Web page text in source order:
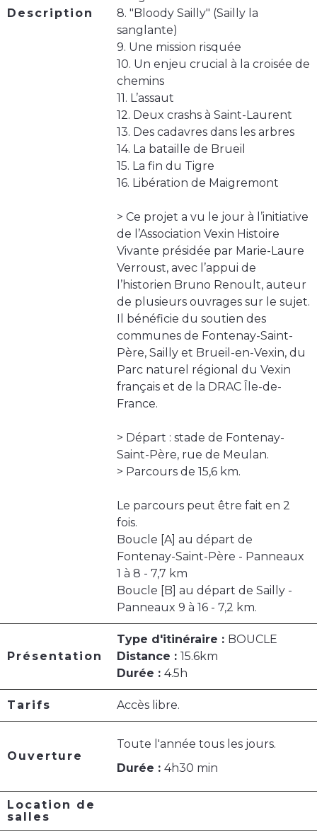
Description
8. "Bloody Sailly" (Sailly la
sanglante)
9. Une mission risquée
10. Un enjeu crucial à la croisée de
chemins
11. L’assaut
12. Deux crashs à Saint-Laurent
13. Des cadavres dans les arbres
14. La bataille de Brueil
15. La fin du Tigre
16. Libération de Maigremont
> Ce projet a vu le jour à l’initiative
de l’Association Vexin Histoire
Vivante présidée par Marie-Laure
Verroust, avec l’appui de
l’historien Bruno Renoult, auteur
de plusieurs ouvrages sur le sujet.
Il bénéficie du soutien des
communes de Fontenay-Saint-
Père, Sailly et Brueil-en-Vexin, du
Parc naturel régional du Vexin
français et de la DRAC Île-de-
France.
> Départ : stade de Fontenay-
Saint-Père, rue de Meulan.
> Parcours de 15,6 km.
Le parcours peut être fait en 2
fois.
Boucle [A] au départ de
Fontenay-Saint-Père - Panneaux
1 à 8 - 7,7 km
Boucle [B] au départ de Sailly -
Panneaux 9 à 16 - 7,2 km.
Présentation
Type d'itinéraire : BOUCLE
Distance : 15.6km
Durée : 4.5h
Tarifs Accès libre.
Ouverture
Toute l'année tous les jours.
Durée : 4h30 min
Location de
salles